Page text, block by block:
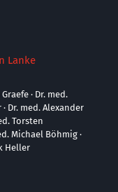
Lanke
· Dr. med.
Dr. med. Alexander
Torsten
Michael Böhmig ·
Heller